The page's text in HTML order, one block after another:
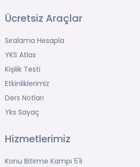
Ücretsiz Araçlar
Sıralama Hesapla
YKS Atlas
Kişilik Testi
Etkinliklerimiz
Ders Notları
Yks Sayaç
Hizmetlerimiz
Konu Bitirme Kampı 5'li